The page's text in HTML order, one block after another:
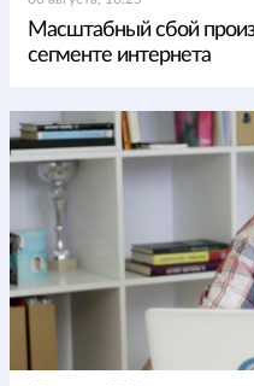
Масштабный сбой
сегменте интернета